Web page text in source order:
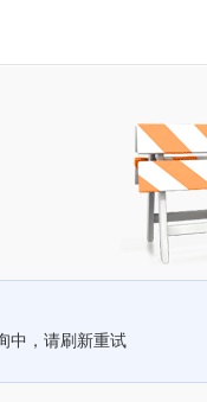
中，请刷新重试